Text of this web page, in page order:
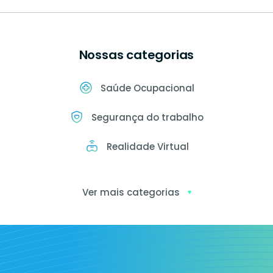
Nossas categorias
Saúde Ocupacional
Segurança do trabalho
Realidade Virtual
Ver mais categorias